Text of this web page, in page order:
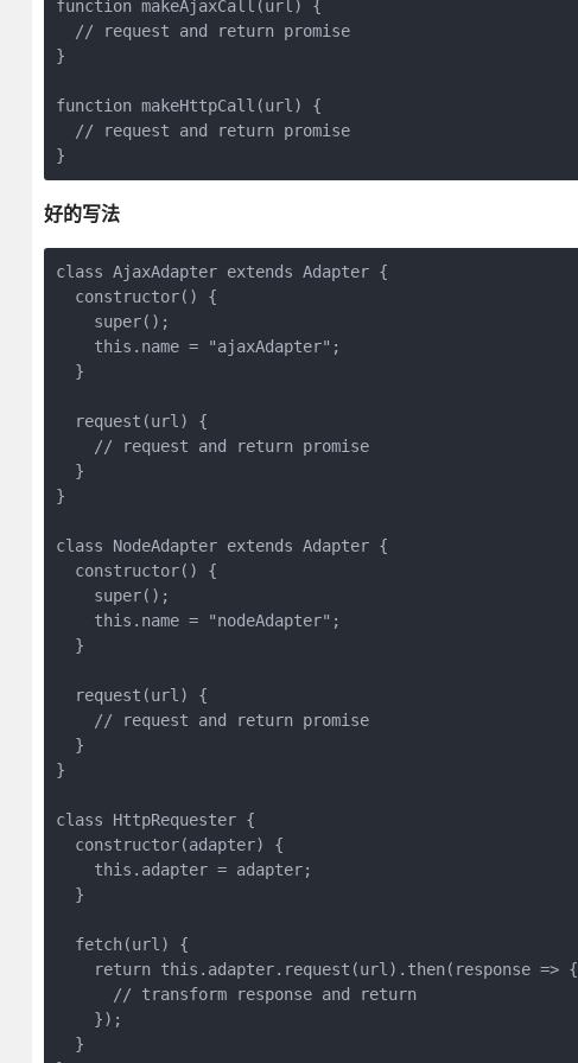
function makeAjaxCall(url) {
  // request and return promise
}
function makeHttpCall(url) {
  // request and return promise
}
好的写法
class AjaxAdapter extends Adapter {
  constructor() {
    super();
    this.name = "ajaxAdapter";
  }
  request(url) {
    // request and return promise
  }
}
class NodeAdapter extends Adapter {
  constructor() {
    super();
    this.name = "nodeAdapter";
  }
  request(url) {
    // request and return promise
  }
}
class HttpRequester {
  constructor(adapter) {
    this.adapter = adapter;
  }
  fetch(url) {
    return this.adapter.request(url).then(response => {
      // transform response and return
    });
  }